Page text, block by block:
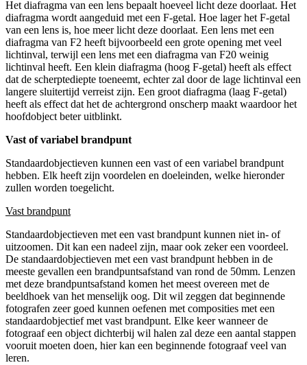
Het diafragma van een lens bepaalt hoeveel licht deze doorlaat. Het
diafragma wordt aangeduid met een F-getal. Hoe lager het F-getal
van een lens is, hoe meer licht deze doorlaat. Een lens met een
diafragma van F2 heeft bijvoorbeeld een grote opening met veel
lichtinval, terwijl een lens met een diafragma van F20 weinig
lichtinval heeft. Een klein diafragma (hoog F-getal) heeft als effect
dat de scherptediepte toeneemt, echter zal door de lage lichtinval een
langere sluitertijd verreist zijn. Een groot diafragma (laag F-getal)
heeft als effect dat het de achtergrond onscherp maakt waardoor het
hoofdobject beter uitblinkt.
Vast of variabel brandpunt
Standaardobjectieven kunnen een vast of een variabel brandpunt
hebben. Elk heeft zijn voordelen en doeleinden, welke hieronder
zullen worden toegelicht.
Vast brandpunt
Standaardobjectieven met een vast brandpunt kunnen niet in- of
uitzoomen. Dit kan een nadeel zijn, maar ook zeker een voordeel.
De standaardobjectieven met een vast brandpunt hebben in de
meeste gevallen een brandpuntsafstand van rond de 50mm. Lenzen
met deze brandpuntsafstand komen het meest overeen met de
beeldhoek van het menselijk oog. Dit wil zeggen dat beginnende
fotografen zeer goed kunnen oefenen met composities met een
standaardobjectief met vast brandpunt. Elke keer wanneer de
fotograaf een object dichterbij wil halen zal deze een aantal stappen
vooruit moeten doen, hier kan een beginnende fotograaf veel van
leren.